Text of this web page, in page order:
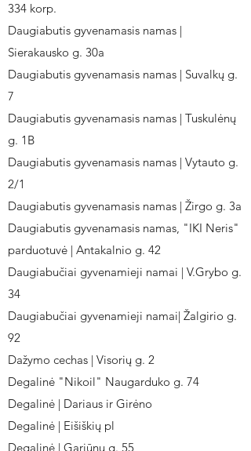
334 korp.
Daugiabutis gyvenamasis namas |
Sierakausko g. 30a
Daugiabutis gyvenamasis namas | Suvalkų g.
7
Daugiabutis gyvenamasis namas | Tuskulėnų
g. 1B
Daugiabutis gyvenamasis namas | Vytauto g.
2/1
Daugiabutis gyvenamasis namas | Žirgo g. 3a
Daugiabutis gyvenamasis namas, "IKI Neris"
parduotuvė | Antakalnio g. 42
Daugiabučiai gyvenamieji namai | V.Grybo g.
34
Daugiabučiai gyvenamieji namai| Žalgirio g.
92
Dažymo cechas | Visorių g. 2
Degalinė "Nikoil" Naugarduko g. 74
Degalinė | Dariaus ir Girėno
Degalinė | Eišiškių pl
Degalinė | Gariūnų g. 55